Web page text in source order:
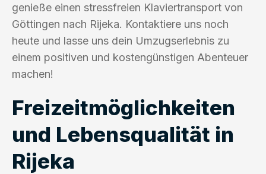
genieße einen stressfreien Klaviertransport von
Göttingen nach Rijeka. Kontaktiere uns noch
heute und lasse uns dein Umzugserlebnis zu
einem positiven und kostengünstigen Abenteuer
machen!
Freizeitmöglichkeiten
und Lebensqualität in
Rijeka